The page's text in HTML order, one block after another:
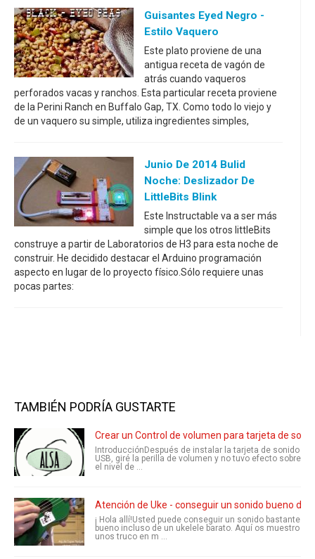
Guisantes Eyed Negro -
Estilo Vaquero
Este plato proviene de una
antigua receta de vagón de
atrás cuando vaqueros
perforados vacas y ranchos. Esta particular receta proviene
de la Perini Ranch en Buffalo Gap, TX. Como todo lo viejo y
de un vaquero su simple, utiliza ingredientes simples,
Junio De 2014 Bulid
Noche: Deslizador De
LittleBits Blink
Este Instructable va a ser más
simple que los otros littleBits
construye a partir de Laboratorios de H3 para esta noche de
construir. He decidido destacar el Arduino programación
aspecto en lugar de lo proyecto físico.Sólo requiere unas
pocas partes:
TAMBIÉN PODRÍA GUSTARTE
Crear un Control de volumen para tarjeta de
IntroducciónDespués de instalar la tarjeta de sonido
USB, giré la perilla de volumen y no tuvo efecto sobre
el nivel de ...
Atención de Uke - conseguir un sonido bueno de
¡ Hola allí!Usted puede conseguir un sonido bastante
bueno incluso de un ukelele barato. Aquí os muestro
unos truco en m ...